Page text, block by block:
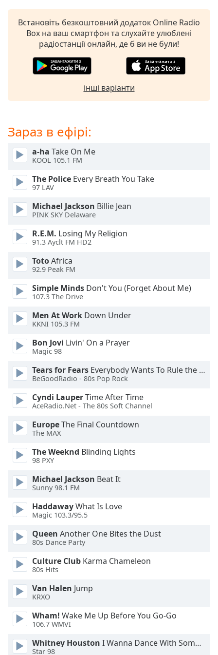
subtitles
settings
dialog
subtitles
selected
Fullscreen
modal
window.
Beginning
dialog
window.
cancel
and
close
window.
Text
Color
Opacity
Text
Color
Opacity
Caption
Background
Color
Opacity
Font
Size
Text
Edge
Встановіть безкоштовний додаток Online Radio
Box на ваш смартфон та слухайте улюблені
радіостанції онлайн, де б ви не були!
інші варіанти
Зараз в ефірі:
a-ha Take On Me
KOOL 105.1 FM
The Police Every Breath You Take
97 LAV
Michael Jackson Billie Jean
PINK SKY Delaware
R.E.M. Losing My Religion
91.3 Ayclt FM HD2
TotoAfrica
92.9 Peak FM
Simple Minds Don't You (Forget About Me)
107.3 The Drive
Men At Work Down Under
KKNI 105.3 FM
Bon Jovi Livin' On a Prayer
Magic 98
Tears for Fears Everybody Wants To Rule the World
BeGoodRadio - 80s Pop Rock
Cyndi LauperTime After Time
AceRadio.Net - The 80s Soft Channel
EuropeThe Final Countdown
The MAX
The Weeknd Blinding Lights
98 PXY
Michael Jackson Beat It
Sunny 98.1 FM
HaddawayWhat Is Love
Magic 103.3/95.5
Queen Another One Bites the Dust
80s Dance Party
Culture Club Karma Chameleon
80s Hits
Van Halen Jump
KRXO
Wham! Wake Me Up Before You Go-Go
106.7 WMVI
Whitney Houston I Wanna Dance With Somebody
Star 98